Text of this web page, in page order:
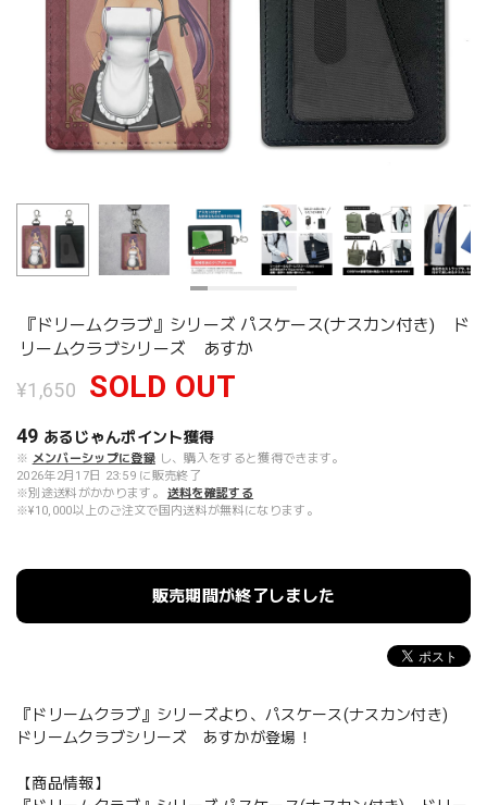
『ドリームクラブ』シリーズ パスケース(ナスカン付き) ド
リームクラブシリーズ あすか
¥1,650 SOLD OUT
49 あるじゃんポイント獲得
※ メンバーシップに登録 し、購入をすると獲得できます。
2026年2月17日 23:59 に販売終了
※別途送料がかかります。
送料を確認する
※¥10,000以上のご注文で国内送料が無料になります。
販売期間が終了しました
『ドリームクラブ』シリーズより、パスケース(ナスカン付き)
ドリームクラブシリーズ あすかが登場！
【商品情報】